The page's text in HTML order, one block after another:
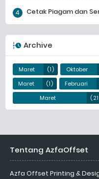
Cetak Piagam dan
Archive
Maret (1) Oktober
Maret
(1) Februari
Maret
Tentang AzfaOffset
Azfa Offset Printing &